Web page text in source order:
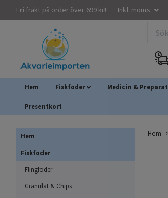
Fri frakt på order över 699 kr! Inkl. moms
Hem Fiskfoder Medicin & Preparat
Presentkort
Hem
Fiskfoder
Flingfoder
Granulat & Chips
Hem